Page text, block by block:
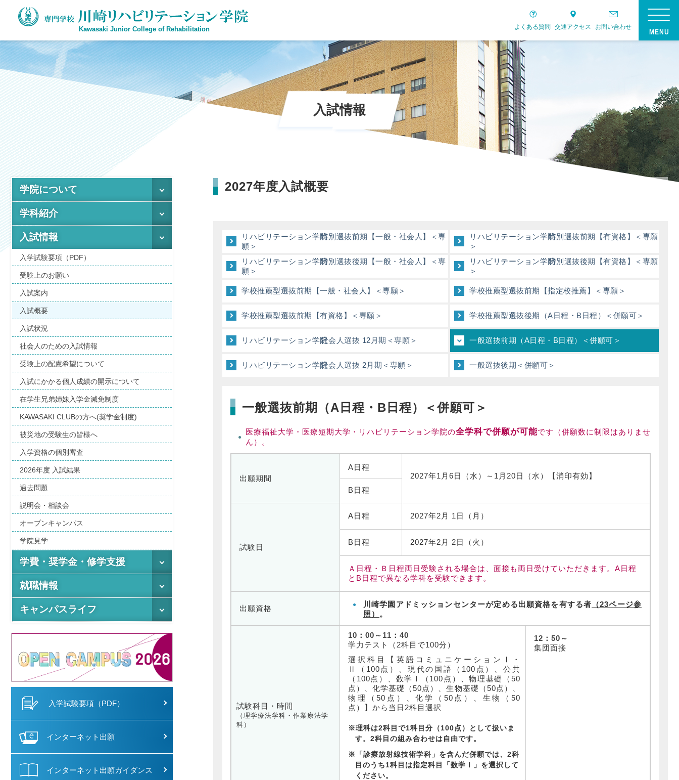
Kawasaki Junior College of Rehabilitation よくある質問 交通アクセス お問い合わせ
入試情報
学院について
学科紹介
入試情報
入学試験要項（PDF）
受験上のお願い
入試案内
入試概要
入試状況
社会人のための入試情報
受験上の配慮希望について
入試にかかる個人成績の開示について
在学生兄弟姉妹入学金減免制度
KAWASAKI CLUBの方へ(奨学金制度)
被災地の受験生の皆様へ
入学資格の個別審査
2026年度 入試結果
過去問題
説明会・相談会
オープンキャンパス
学院見学
学費・奨学金・修学支援
就職情報
キャンパスライフ
入学試験要項（PDF）
インターネット出願
インターネット出願ガイダンス
2027年度入試概要
リハビリテーション学院特別選抜前期【一般・社会人】＜専
願＞
リハビリテーション学院特別選抜前期【有資格】＜専願
＞
リハビリテーション学院特別選抜後期【一般・社会人】＜専
願＞
リハビリテーション学院特別選抜後期【有資格】＜専願
＞
学校推薦型選抜前期【一般・社会人】＜専願＞ 学校推薦型選抜前期【指定校推薦】＜専願＞
学校推薦型選抜前期【有資格】＜専願＞ 学校推薦型選抜後期（A日程・B日程）＜併願可＞
リハビリテーション学院社会人選抜 12月期＜専願＞ 一般選抜前期（A日程・B日程）＜併願可＞
リハビリテーション学院社会人選抜 2月期＜専願＞ 一般選抜後期＜併願可＞
一般選抜前期（A日程・B日程）＜併願可＞
医療福祉大学・医療短期大学・リハビリテーション学院の全学科で併願が可能です（併願数に制限はありませ
ん）。
出願期間
A日程
B日程
2027年1月6日（水）～1月20日（水）【消印有効】
試験日
A日程 2027年2月 1日（月）
B日程 2027年2月 2日（火）
Ａ日程・Ｂ日程両日受験される場合は、面接も両日受けていただきます。A日程
とB日程で異なる学科を受験できます。
出願資格 川崎学園アドミッションセンターが定める出願資格を有する者 （23ページ参
照） 。
試験科目・時間
（理学療法学科・作業療法学
科）
10：00～11：40
学力テスト（2科目で100分）
選択科目【英語コミュニケーション
Ⅰ
・
Ⅱ
（100点）、現代の国語（100点）、公共
（100点）、数学 Ⅰ
（100点）、物理基礎（50
点）、化学基礎（50点）、生物基礎（50点）、
物理（50点）、化学（50点）、生物（50
点）】から当日2科目選択
※理科は2科目で1科目分（100点）として扱いま
す。2科目の組み合わせは自由です。
※「診療放射線技術学科」を含んだ併願では、2科
目のうち1科目は指定科目「数学
」を選択して
ください。
12：50～
集団面接